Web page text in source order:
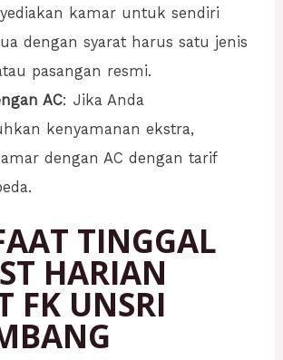
kamar untuk sendiri
dengan syarat harus satu jenis
pasangan resmi.
AC: Jika Anda
kenyamanan ekstra,
dengan AC dengan tarif
TINGGAL
HARIAN
FK UNSRI